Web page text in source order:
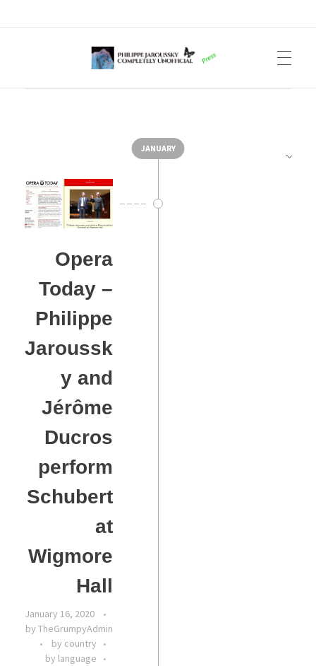
JANUARY
Opera
Today –
Philippe
Jaroussk
y and
Jérôme
Ducros
perform
Schubert
at
Wigmore
Hall
January 16, 2020
by TheGrumpyAdmin
by country
by language